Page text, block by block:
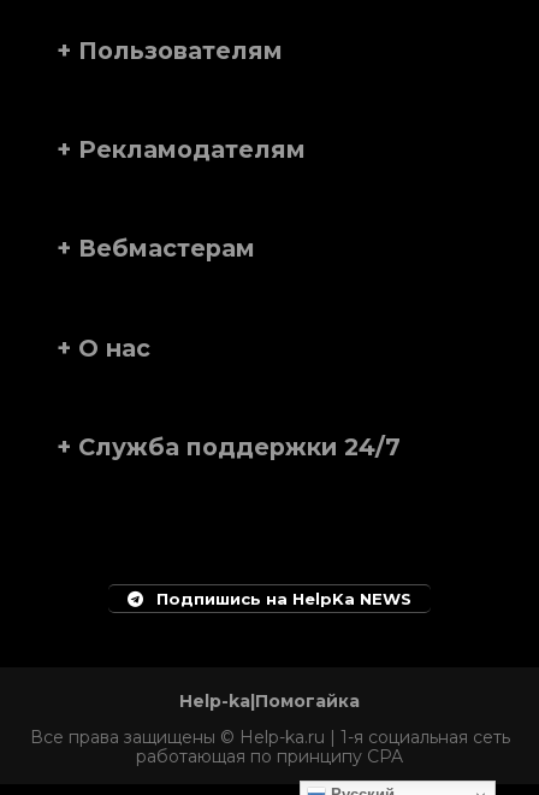
+ Пользователям
+ Рекламодателям
+ Вебмастерам
+ О нас
+ Служба поддержки 24/7
Подпишись на HelpKa NEWS
Help-ka|Помогайка
Все права защищены © Help-ka.ru | 1-я социальная сеть
работающая по принципу CPA